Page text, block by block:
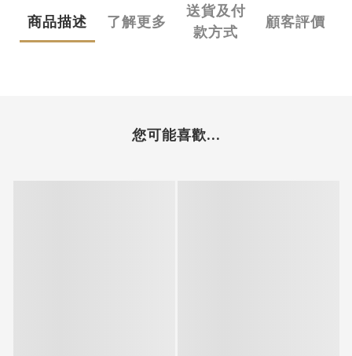
商品描述 了解更多
送貨及付
款方式
顧客評價
您可能喜歡...